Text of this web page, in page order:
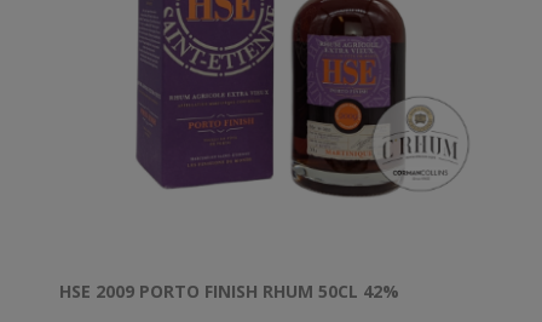
HSE 2009 PORTO FINISH RHUM 50CL 42%